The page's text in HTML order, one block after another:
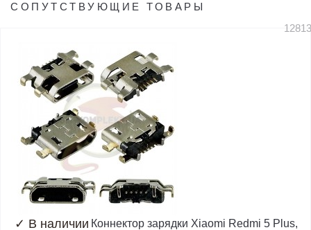
СОПУТСТВУЮЩИЕ ТОВАРЫ
✓ В наличии Коннектор зарядки Xiaomi Redmi 5 Plus,